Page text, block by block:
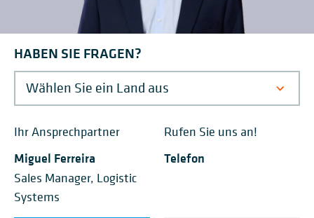
HABEN SIE FRAGEN?
Ihr Ansprechpartner
Miguel Ferreira
Sales Manager, Logistic
Systems
Rufen Sie uns an!
Telefon